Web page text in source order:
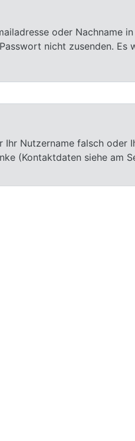
oder Nachname
nicht zusenden. Es
Nutzername falsch oder
(Kontaktdaten siehe am